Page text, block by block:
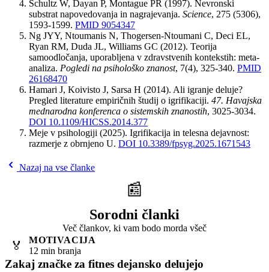
Schultz W, Dayan P, Montague PR (1997). Nevronski
substrat napovedovanja in nagrajevanja. Science, 275 (5306),
1593-1599. PMID 9054347
Ng JYY, Ntoumanis N, Thogersen-Ntoumani C, Deci EL,
Ryan RM, Duda JL, Williams GC (2012). Teorija
samoodločanja, uporabljena v zdravstvenih kontekstih: meta-
analiza. Pogledi na psihološko znanost, 7(4), 325-340. PMID
26168470
Hamari J, Koivisto J, Sarsa H (2014). Ali igranje deluje?
Pregled literature empiričnih študij o igrifikaciji. 47. Havajska
mednarodna konferenca o sistemskih znanostih, 3025-3034.
DOI 10.1109/HICSS.2014.377
Meje v psihologiji (2025). Igrifikacija in telesna dejavnost:
razmerje z obrnjeno U. DOI 10.3389/fpsyg.2025.1671543
Nazaj na vse članke
📰
Sorodni članki
Več člankov, ki vam bodo morda všeč
🏅
MOTIVACIJA
12 min branja
Zakaj značke za fitnes dejansko delujejo